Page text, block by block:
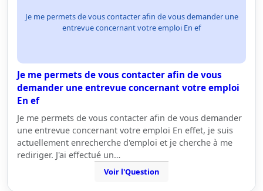
Je me permets de vous contacter afin de vous demander une
entrevue concernant votre emploi En ef
Je me permets de vous contacter afin de vous
demander une entrevue concernant votre emploi
En ef
Je me permets de vous contacter afin de vous demander
une entrevue concernant votre emploi En effet, je suis
actuellement enrecherche d'emploi et je cherche à me
rediriger. J'ai effectué un…
Voir l'Question